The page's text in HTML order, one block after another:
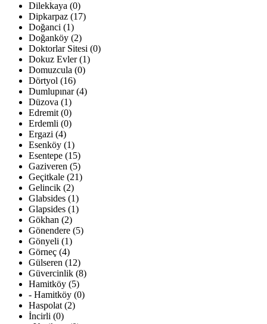
Dilekkaya (0)
Dipkarpaz (17)
Doğanci (1)
Doğanköy (2)
Doktorlar Sitesi (0)
Dokuz Evler (1)
Domuzcula (0)
Dörtyol (16)
Dumlupınar (4)
Düzova (1)
Edremit (0)
Erdemli (0)
Ergazi (4)
Esenköy (1)
Esentepe (15)
Gaziveren (5)
Geçitkale (21)
Gelincik (2)
Glabsides (1)
Glapsides (1)
Gökhan (2)
Gönendere (5)
Gönyeli (1)
Görneç (4)
Gülseren (12)
Güvercinlik (8)
Hamitköy (5)
- Hamitköy (0)
Haspolat (2)
İncirli (0)